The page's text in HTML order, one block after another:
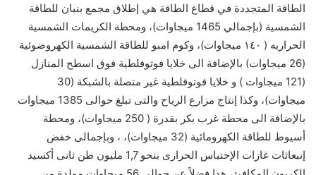
الطاقة المتجددة في قطاع الطاقة هي إطلاق مجمع بنبان للطاقة
الشمسية (بإجمالي 1465 ميجاوات)، ومحطة الكريمات الشمسية
الحراريه ( ١٤٠ ميجاوات)، وكوم امبو للطاقة الشمسية الكهروضوئية
(26 ميجاوات) بالإضافة الى خلايا فوتوفلطية فوق اسطح المنازل
(121 ميجاوات ) و خلايا فوتوفلطية غير متصلة بالشبكة (30
ميجاوات)، وكذا إنتاج مزارع الرياح والتى تبلغ حوالى 1385 ميجاوات
بالإضافة الى محطة غرب بكر بقدرة ( 250 ميجاوات)، ومحطة
أسيوط للطاقة الكهرومائية (32 ميجاوات)، ، وبإجمالى خفض
إنبعاثات غازات الإحتباس الحرارى بنحو 1,7 مليون طن ثانى أكسيد